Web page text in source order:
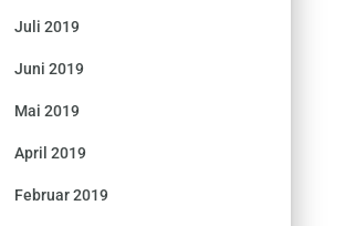
Juli 2019
Juni 2019
Mai 2019
April 2019
Februar 2019